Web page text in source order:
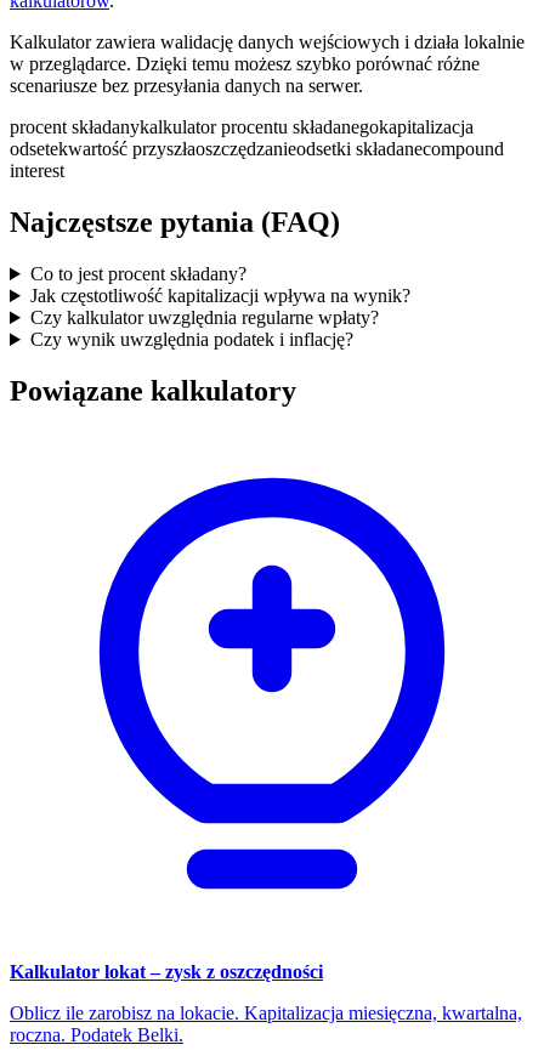
Kalkulator zawiera walidację danych wejściowych i działa lokalnie
w przeglądarce. Dzięki temu możesz szybko porównać różne
scenariusze bez przesyłania danych na serwer.
procent składanykalkulator procentu składanegokapitalizacja
odsetekwartość przyszłaoszczędzanieodsetki składanecompound
interest
Najczęstsze pytania (FAQ)
Co to jest procent składany?
Jak częstotliwość kapitalizacji wpływa na wynik?
Czy kalkulator uwzględnia regularne wpłaty?
Czy wynik uwzględnia podatek i inflację?
Powiązane kalkulatory
Kalkulator lokat – zysk z oszczędności
Oblicz ile zarobisz na lokacie. Kapitalizacja miesięczna, kwartalna,
roczna. Podatek Belki.